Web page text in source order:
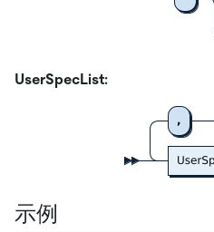
UserSpecList:
示例